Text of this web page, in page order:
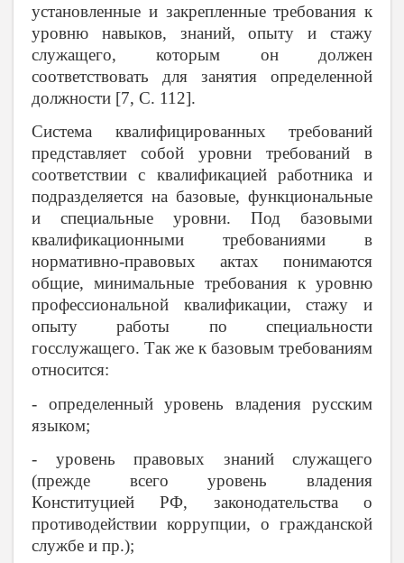
установленные и закрепленные требования к
уровню навыков, знаний, опыту и стажу
служащего, которым он должен
соответствовать для занятия определенной
должности [7, С. 112].
Система квалифицированных требований
представляет собой уровни требований в
соответствии с квалификацией работника и
подразделяется на базовые, функциональные
и специальные уровни. Под базовыми
квалификационными требованиями в
нормативно-правовых актах понимаются
общие, минимальные требования к уровню
профессиональной квалификации, стажу и
опыту работы по специальности
госслужащего. Так же к базовым требованиям
относится:
- определенный уровень владения русским
языком;
- уровень правовых знаний служащего
(прежде всего уровень владения
Конституцией РФ, законодательства о
противодействии коррупции, о гражданской
службе и пр.);